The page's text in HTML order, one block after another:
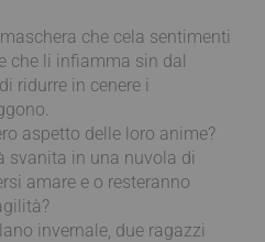
che cela sentimenti
che li infiamma sin dal
ridurre in cenere i
aspetto delle loro anime?
svanita in una nuvola di
amare e o resteranno
invernale, due ragazzi